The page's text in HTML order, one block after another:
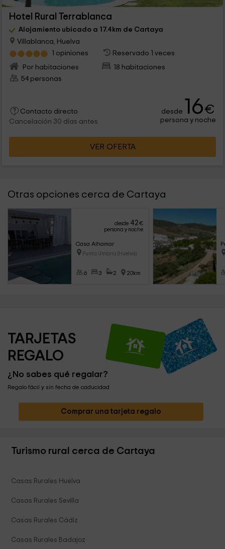
Hotel Rural Terrablanca
Alojamiento ubicado a 17.4km de Cartaya
Villablanca, Huelva
1 opiniones
Reservado 1 veces
Por habitaciones
18 habitaciones
54 personas
Contacto directo
Cancelación 30 días antes
desde 16€
persona y noche
VER OFERTA
Otras opciones cerca de Cartaya
desde 42€
persona y noche
Casa Alhamar
Punta Umbria (Huelva)
6 3 2 20km
TARJETAS
REGALO
¿No sabes qué regalar?
Regalo fácil y sin fecha de caducidad
Comprar una tarjeta regalo
Turismo rural cerca de Cartaya
Casas Rurales Huelva
Casas Rurales Sevilla
Casas Rurales Cádiz
Casas Rurales Badajoz